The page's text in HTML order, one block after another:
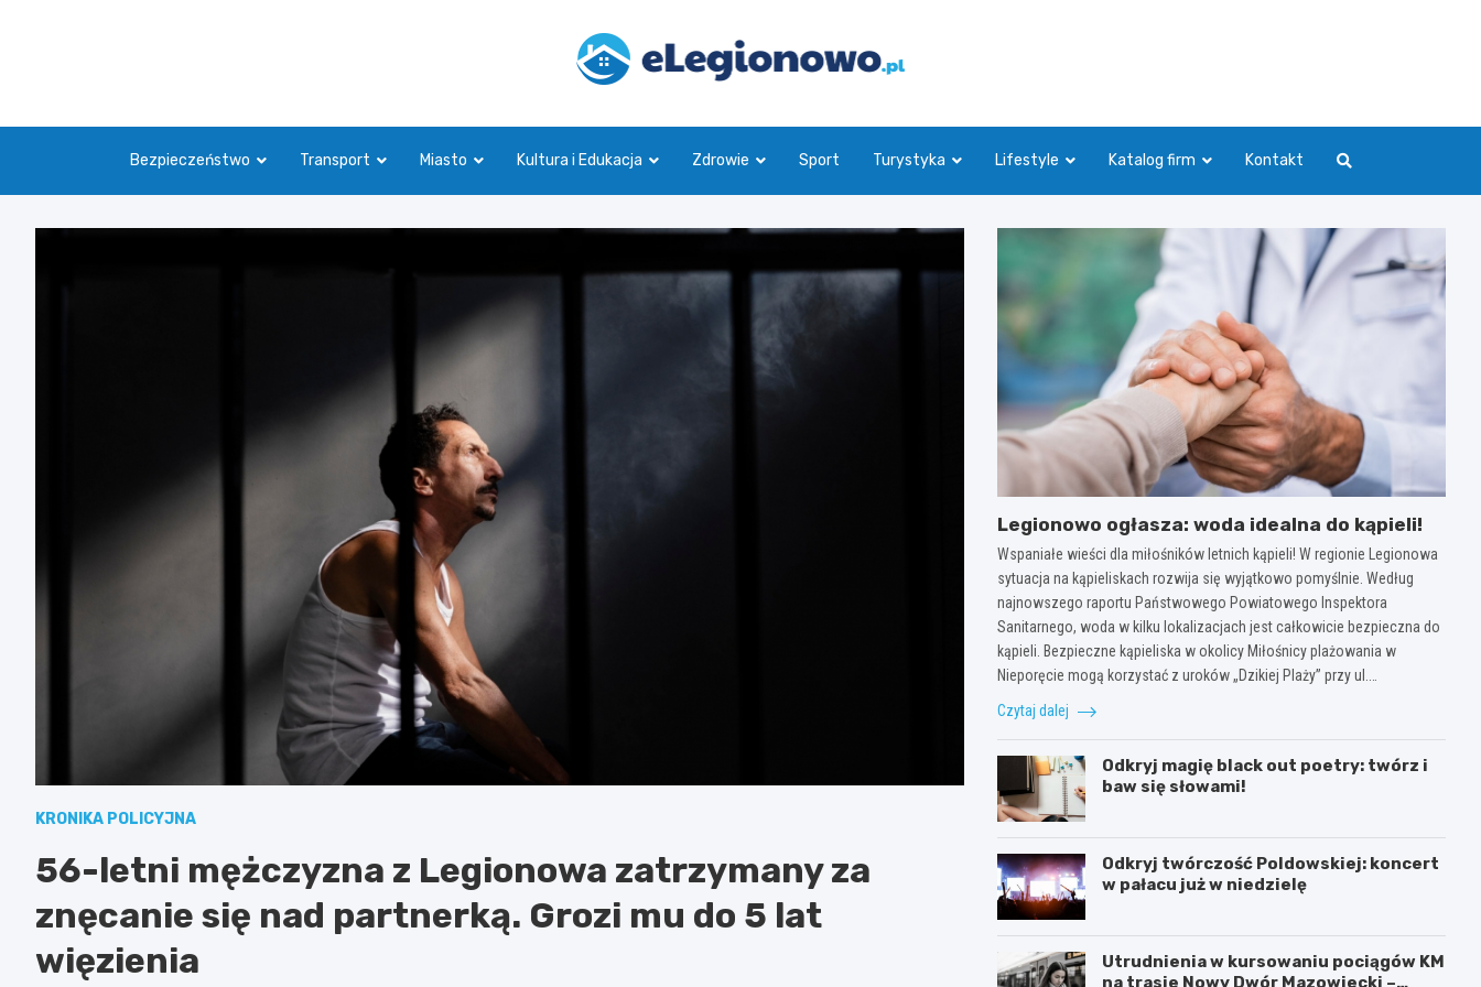
eLegionowo.pl
Bezpieczeństwo Transport Miasto Kultura i Edukacja Zdrowie Sport Turystyka Lifestyle Katalog firm Kontakt
KRONIKA POLICYJNA
56-letni mężczyzna z Legionowa zatrzymany za
znęcanie się nad partnerką. Grozi mu do 5 lat
więzienia
Legionowo ogłasza: woda idealna do kąpieli!
Wspaniałe wieści dla miłośników letnich kąpieli! W regionie Legionowa
sytuacja na kąpieliskach rozwija się wyjątkowo pomyślnie. Według
najnowszego raportu Państwowego Powiatowego Inspektora
Sanitarnego, woda w kilku lokalizacjach jest całkowicie bezpieczna do
kąpieli. Bezpieczne kąpieliska w okolicy Miłośnicy plażowania w
Nieporęcie mogą korzystać z uroków „Dzikiej Plaży” przy ul.…
Czytaj dalej
Odkryj magię black out poetry: twórz i
baw się słowami!
Odkryj twórczość Poldowskiej: koncert
w pałacu już w niedzielę
Utrudnienia w kursowaniu pociągów KM
na trasie Nowy Dwór Mazowiecki –